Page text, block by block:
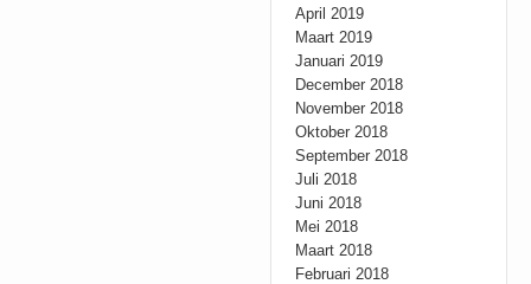
April 2019
Maart 2019
Januari 2019
December 2018
November 2018
Oktober 2018
September 2018
Juli 2018
Juni 2018
Mei 2018
Maart 2018
Februari 2018